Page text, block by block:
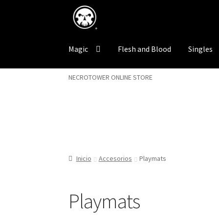
Saltar
al
Magic
Flesh and Blood Singles
NECROTOWER ONLINE STORE
Inicio Accesorios Playmats
Playmats